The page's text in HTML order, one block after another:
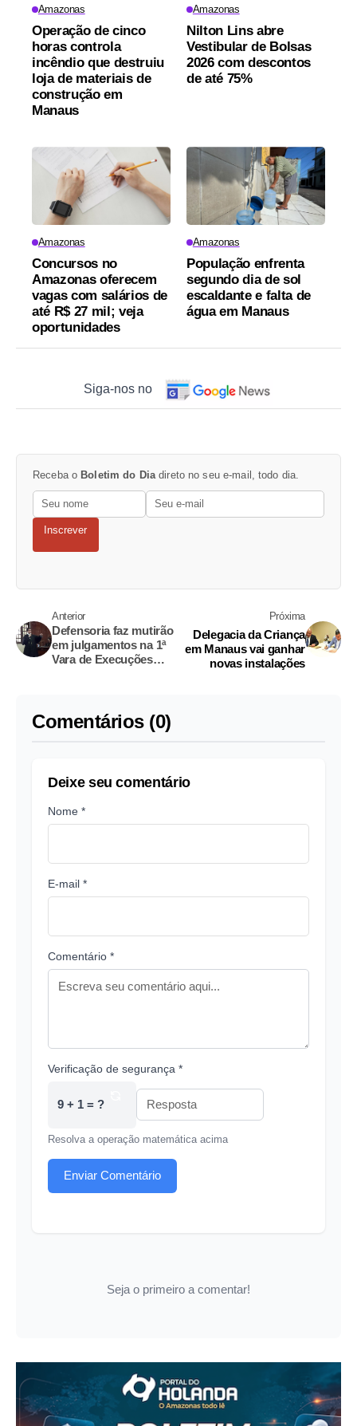
Amazonas
Operação de cinco
horas controla
incêndio que destruiu
loja de materiais de
construção em
Manaus
Amazonas
Nilton Lins abre
Vestibular de Bolsas
2026 com descontos
de até 75%
Amazonas
Concursos no
Amazonas oferecem
vagas com salários de
até R$ 27 mil; veja
oportunidades
Amazonas
População enfrenta
segundo dia de sol
escaldante e falta de
água em Manaus
Siga-nos no
Receba o Boletim do Diadireto no seu e-mail, todo dia.
Inscrever
Anterior
Defensoria faz mutirão
em julgamentos na 1ª
Vara de Execuções
Próxima
Delegacia da Criança
em Manaus vai ganhar
novas instalações
Comentários (0)
Deixe seu comentário
Nome *
E-mail *
Comentário *
Verificação de segurança *
9 + 1 = ?
Resolva a operação matemática acima
Enviar Comentário
Seja o primeiro a comentar!